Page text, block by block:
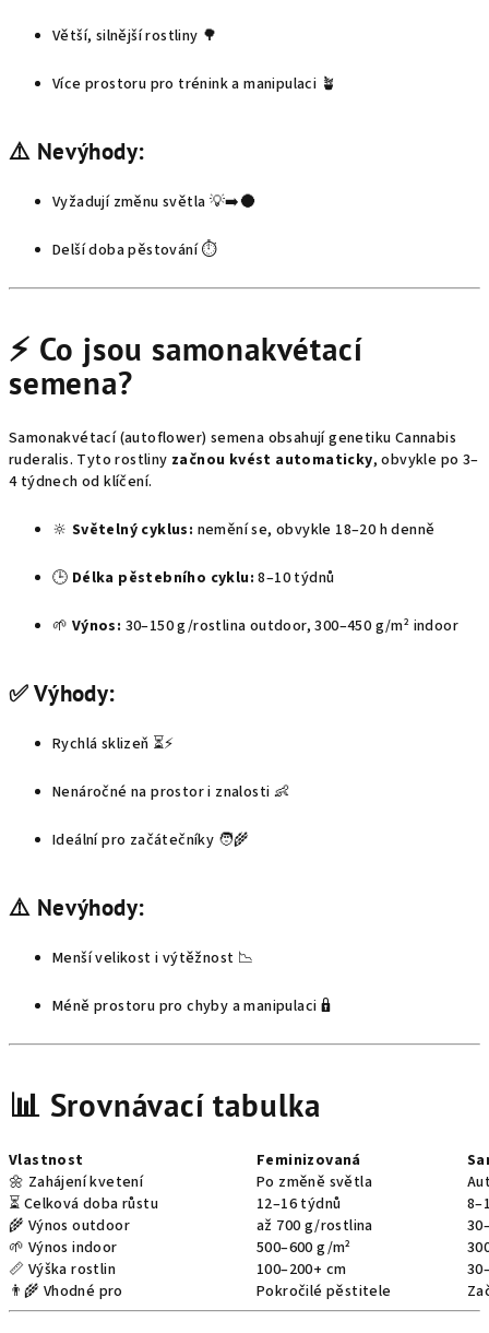
Větší, silnější rostliny 🌳
Více prostoru pro trénink a manipulaci 🪴
⚠️ Nevýhody:
Vyžadují změnu světla 💡➡️🌑
Delší doba pěstování ⏱️
⚡ Co jsou samonakvétací
semena?
Samonakvétací (autoflower) semena obsahují genetiku Cannabis
ruderalis. Tyto rostliny začnou kvést automaticky, obvykle po 3–
4 týdnech od klíčení.
🔆 Světelný cyklus: nemění se, obvykle 18–20 h denně
🕒 Délka pěstebního cyklu: 8–10 týdnů
🌱 Výnos: 30–150 g/rostlina outdoor, 300–450 g/m² indoor
✅ Výhody:
Rychlá sklizeň ⏳⚡
Nenáročné na prostor i znalosti 👶
Ideální pro začátečníky 🧑‍🌾
⚠️ Nevýhody:
Menší velikost i výtěžnost 📉
Méně prostoru pro chyby a manipulaci 🔒
📊 Srovnávací tabulka
Vlastnost Feminizovaná
🌼 Zahájení kvetení
Po změně světla
⏳ Celková doba růstu
12–16 týdnů
🌾 Výnos outdoor
až 700 g/rostlina
🌱 Výnos indoor
500–600 g/m²
📏 Výška rostlin
100–200+ cm
👨‍🌾 Vhodné pro
Pokročilé pěstitele